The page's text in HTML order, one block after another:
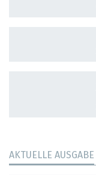
AKTUELLE AUSGABE